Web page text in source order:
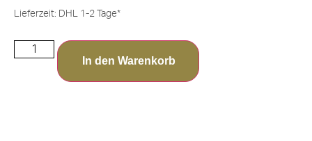
Lieferzeit: DHL 1-2 Tage*
In den Warenkorb